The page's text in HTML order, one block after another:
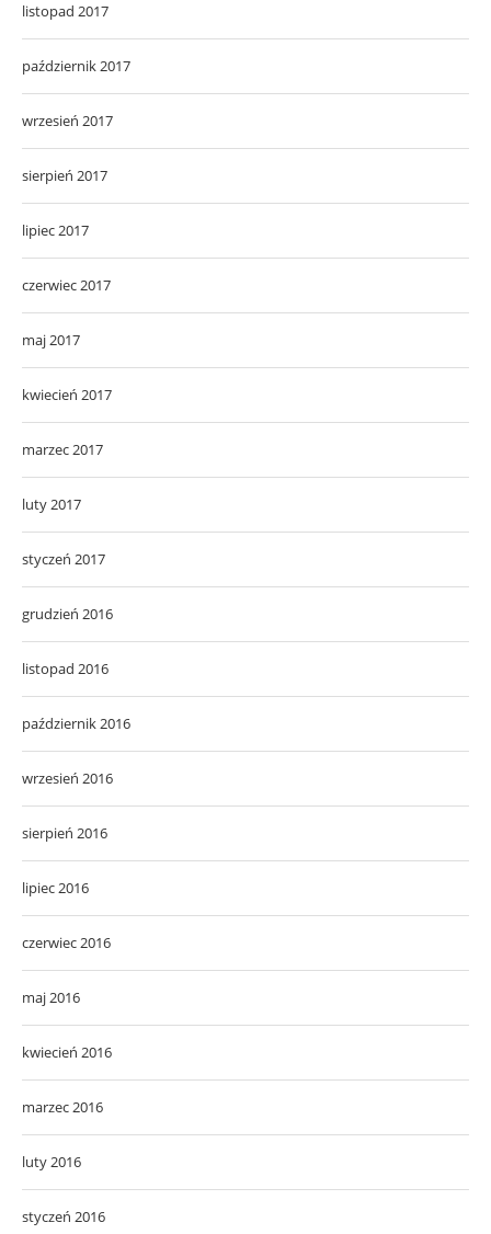
listopad 2017
październik 2017
wrzesień 2017
sierpień 2017
lipiec 2017
czerwiec 2017
maj 2017
kwiecień 2017
marzec 2017
luty 2017
styczeń 2017
grudzień 2016
listopad 2016
październik 2016
wrzesień 2016
sierpień 2016
lipiec 2016
czerwiec 2016
maj 2016
kwiecień 2016
marzec 2016
luty 2016
styczeń 2016